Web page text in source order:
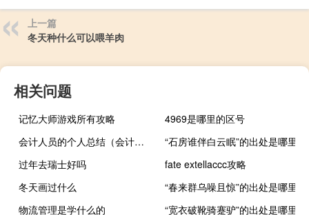
上一篇
冬天种什么可以喂羊肉
相关问题
记忆大师游戏所有攻略
4969是哪里的区号
会计人员的个人总结（会计人员个人工作总结）
“石房谁伴白云眠”的出处是哪里
过年去瑞士好吗
fate extellaccc攻略
冬天画过什么
“春来群乌噪且惊”的出处是哪里
物流管理是学什么的
“宽衣破靴骑蹇驴”的出处是哪里